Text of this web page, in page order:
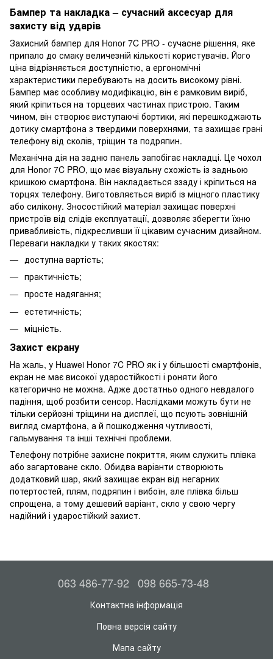
Бампер та накладка – сучасний аксесуар для
захисту від ударів
Захисний бампер для Honor 7C PRO - сучасне рішення, яке
припало до смаку величезній кількості користувачів. Його
ціна відрізняється доступністю, а ергономічні
характеристики перебувають на досить високому рівні.
Бампер має особливу модифікацію, він є рамковим виріб,
який кріпиться на торцевих частинах пристрою. Таким
чином, він створює виступаючі бортики, які перешкоджають
дотику смартфона з твердими поверхнями, та захищає грані
телефону від сколів, тріщин та подряпин.
Механічна дія на задню панель запобігає накладці. Це чохол
для Honor 7C PRO, що має візуальну схожість із задньою
кришкою смартфона. Він накладається ззаду і кріпиться на
торцях телефону. Виготовляється виріб із міцного пластику
або силікону. Зносостійкий матеріал захищає поверхні
пристроїв від слідів експлуатації, дозволяє зберегти їхню
привабливість, підкресливши її цікавим сучасним дизайном.
Переваги накладки у таких якостях:
доступна вартість;
практичність;
просте надягання;
естетичність;
міцність.
Захист екрану
На жаль, у Huawei Honor 7C PRO як і у більшості смартфонів,
екран не має високої ударостійкості і роняти його
категорично не можна. Адже достатньо одного невдалого
падіння, щоб розбити сенсор. Наслідками можуть бути не
тільки серйозні тріщини на дисплеї, що псують зовнішній
вигляд смартфона, а й пошкодження чутливості,
гальмування та інші технічні проблеми.
Телефону потрібне захисне покриття, яким служить плівка
або загартоване скло. Обидва варіанти створюють
додатковий шар, який захищає екран від негарних
потертостей, плям, подряпин і вибоїн, але плівка більш
спрощена, а тому дешевий варіант, скло у свою чергу
надійний і ударостійкий захист.
063 486-77-92 098 665-73-48
Контактна інформація
Повна версія сайту
Мапа сайту